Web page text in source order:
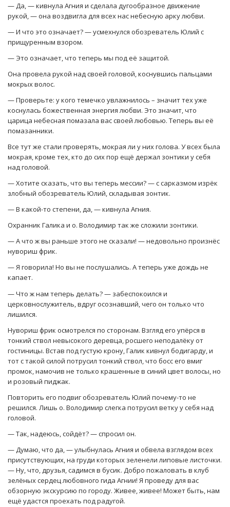
— Да, — кивнула Агния и сделала дугообразное движение
рукой, — она воздвигла для всех нас небесную арку любви.
— И что это означает? — усмехнулся обозреватель Юлий с
прищуренным взором.
— Это означает, что теперь мы под её защитой.
Она провела рукой над своей головой, коснувшись пальцами
мокрых волос.
— Проверьте: у кого темечко увлажнилось – значит тех уже
коснулась божественная энергия любви. Это значит, что
царица небесная помазала вас своей любовью. Теперь вы её
помазанники.
Все тут же стали проверять, мокрая ли у них голова. У всех была
мокрая, кроме тех, кто до сих пор ещё держал зонтики у себя
над головой.
— Хотите сказать, что вы теперь мессии? — с сарказмом изрёк
злобный обозреватель Юлий, складывая зонтик.
— В какой-то степени, да, — кивнула Агния.
Охранник Галика и о. Володимир так же сложили зонтики.
— А что ж вы раньше этого не сказали! — недовольно произнёс
нувориш фрик.
— Я говорила! Но вы не послушались. А теперь уже дождь не
капает.
— Что ж нам теперь делать? — забеспокоился и
церковнослужитель, вдруг осознавший, чего он только что
лишился.
Нувориш фрик осмотрелся по сторонам. Взгляд его упёрся в
тонкий ствол невысокого деревца, росшего неподалёку от
гостиницы. Встав под густую крону, Галик кивнул бодигарду, и
тот с такой силой потрусил тонкий ствол, что босс его вмиг
промок, намочив не только крашенные в синий цвет волосы, но
и розовый пиджак.
Повторить его подвиг обозреватель Юлий почему-то не
решился. Лишь о. Володимир слегка потрусил ветку у себя над
головой.
— Так, надеюсь, сойдёт? — спросил он.
— Думаю, что да, — улыбнулась Агния и обвела взглядом всех
присутствующих, на груди которых зеленели липовые листочки.
— Ну, что, друзья, садимся в бусик. Добро пожаловать в клуб
зелёных сердец любовного гида Агнии! Я проведу для вас
обзорную экскурсию по городу. Живее, живее! Может быть, нам
ещё удастся проехать под радугой.